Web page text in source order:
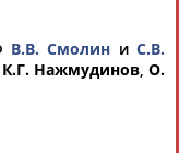
В.В. Смолин и С.В.
К.Г. Нажмудинов,О.